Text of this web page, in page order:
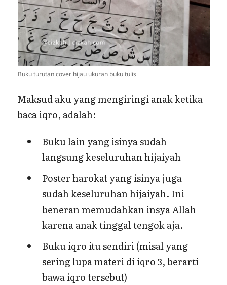
Buku turutan cover hijau ukuran buku tulis
Maksud aku yang mengiringi anak ketika
baca iqro, adalah:
Buku lain yang isinya sudah
langsung keseluruhan hijaiyah
Poster harokat yang isinya juga
sudah keseluruhan hijaiyah. Ini
beneran memudahkan insya Allah
karena anak tinggal tengok aja.
Buku iqro itu sendiri (misal yang
sering lupa materi di iqro 3, berarti
bawa iqro tersebut)